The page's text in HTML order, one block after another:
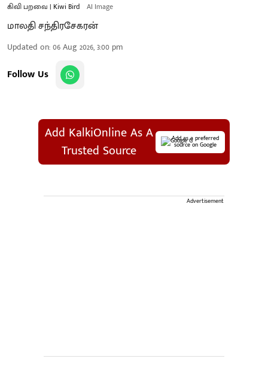
கிவி பறவை | Kiwi Bird AI Image
மாலதி சந்திரசேகரன்
Updated on:06 Aug 2026, 3:00 pm
Follow Us
Add KalkiOnline As A
Trusted Source
Add as a preferred
source on Google
Advertisement